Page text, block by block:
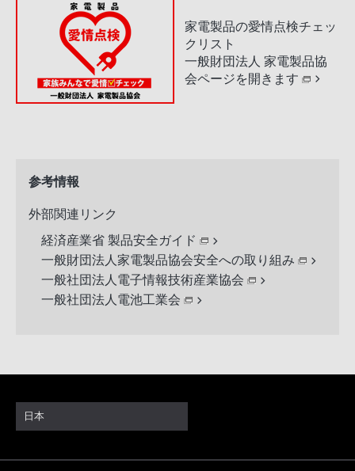
家電製品の愛情点検チェッ
クリスト
一般財団法人 家電製品協
会ページを開きます
参考情報
外部関連リンク
経済産業省 製品安全ガイド
一般財団法人家電製品協会安全への取り組み
一般社団法人電子情報技術産業協会
一般社団法人電池工業会
日本